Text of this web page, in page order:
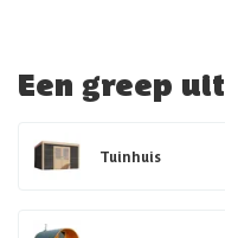
Een greep
Tuinhuis